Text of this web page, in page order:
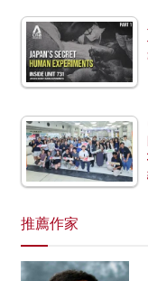
推薦作家